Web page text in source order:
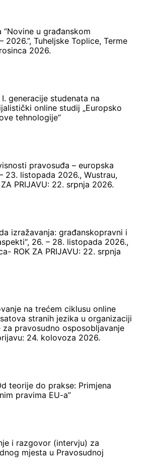
“Novine u građanskom
2026.”, Tuheljske Toplice, Terme
2026.
generacije studenata na
online studij „Europsko
tehnologije“
pravosuđa – europska
23. listopada 2026., Wustrau,
PRIJAVU: 22. srpnja 2026.
izražavanja: građanskopravni i
26. – 28. listopada 2026.,
ROK ZA PRIJAVU: 22. srpnja
na trećem ciklusu online
stranih jezika u organizaciji
za pravosudno osposobljavanje
24. kolovoza 2026.
teorije do prakse: Primjena
pravima EU-a”
i razgovor (intervju) za
mjesta u Pravosudnoj